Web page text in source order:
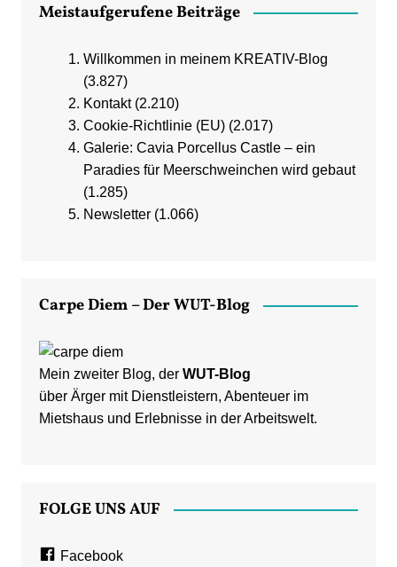
Meistaufgerufene Beiträge
Willkommen in meinem KREATIV-Blog
(3.827)
Kontakt (2.210)
Cookie-Richtlinie (EU) (2.017)
Galerie: Cavia Porcellus Castle – ein
Paradies für Meerschweinchen wird gebaut
(1.285)
Newsletter (1.066)
Carpe Diem – Der WUT-Blog
Mein zweiter Blog, der WUT-Blog
über Ärger mit Dienstleistern, Abenteuer im
Mietshaus und Erlebnisse in der Arbeitswelt.
FOLGE UNS AUF
Facebook